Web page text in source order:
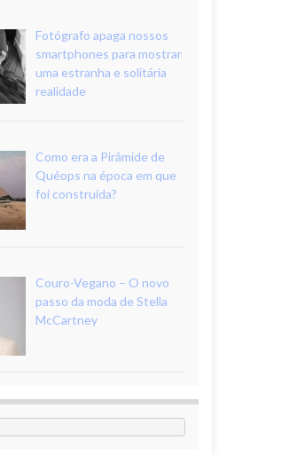
Fotógrafo apaga nossos
smartphones para mostrar
uma estranha e solitária
realidade
Como era a Pirâmide de
Quéops na época em que
foi construída?
Couro-Vegano – O novo
passo da moda de Stella
McCartney